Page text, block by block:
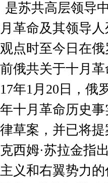
是苏共高层领导
革命及其领导
点时至今日在
俄共关于十月
年1月 20 日，俄
年十月革命历史
草案，并已将
西姆·苏拉金指
义和右翼势力